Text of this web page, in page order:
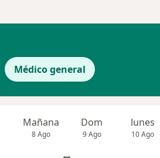
Médico general
Mañana
8 Ago
Dom
9 Ago
lunes
10 Ago